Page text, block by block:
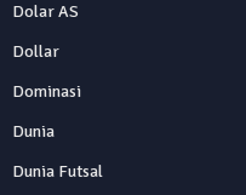
Dolar AS
Dollar
Dominasi
Dunia
Dunia Futsal